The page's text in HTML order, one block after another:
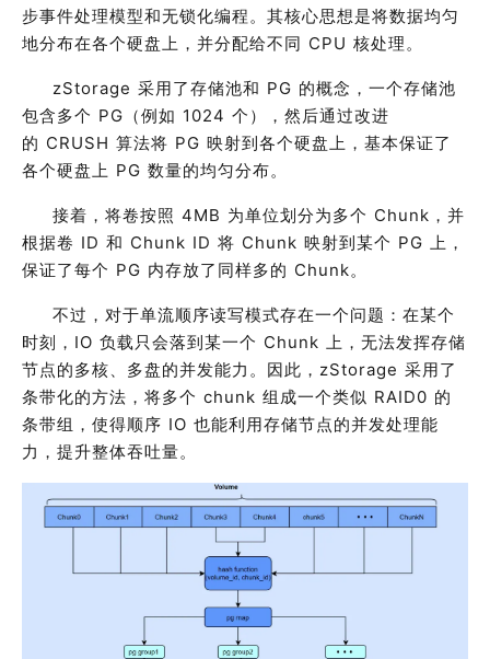
步事件处理模型和无锁化编程。其核心思想是将数据均匀
地分布在各个硬盘上，并分配给不同 CPU 核处理。
zStorage 采用了存储池和 PG 的概念，一个存储池
包含多个 PG （例如 1024 个），然后通过改进
的 CRUSH 算法将 PG 映射到各个硬盘上，基本保证了
各个硬盘上 PG 数量的均匀分布。
接着，将卷按照 4MB 为单位划分为多个 Chunk ，并
根据卷 ID 和 Chunk ID 将 Chunk 映射到某个 PG 上，
保证了每个 PG 内存放了同样多的 Chunk。
不过，对于单流顺序读写模式存在一个问题：在某个
时刻， IO 负载只会落到某一个 Chunk 上，无法发挥存储
节点的多核、多盘的并发能力。因此， zStorage 采用了
条带化的方法，将多个 chunk 组成一个类似 RAID0 的
条带组，使得顺序 IO 也能利用存储节点的并发处理能
力，提升整体吞吐量。